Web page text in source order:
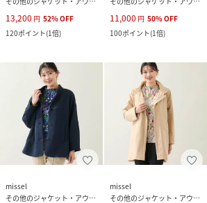
13,200 円 52%OFF
120ポイント(1倍)
11,000 円 50%OFF
100ポイント(1倍)
missel
その他のジャケット・アウター
missel
その他のジャケット・アウター